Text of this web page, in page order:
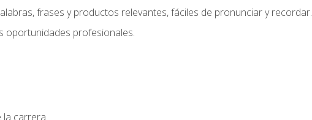
frases y productos relevantes, fáciles de pronunciar y recordar.
oportunidades profesionales.
la carrera